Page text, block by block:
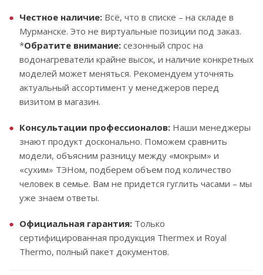
Честное наличие: Всё, что в списке – на складе в
Мурманске. Это не виртуальные позиции под заказ.
*Обратите внимание: сезонный спрос на
водонагреватели крайне высок, и наличие конкретных
моделей может меняться. Рекомендуем уточнять
актуальный ассортимент у менеджеров перед
визитом в магазин.
Консультации профессионалов: Наши менеджеры
знают продукт досконально. Поможем сравнить
модели, объясним разницу между «мокрым» и
«сухим» ТЭНом, подберем объем под количество
человек в семье. Вам не придется гуглить часами – мы
уже знаем ответы.
Официальная гарантия: Только
сертифицированная продукция Thermex и Royal
Thermo, полный пакет документов.